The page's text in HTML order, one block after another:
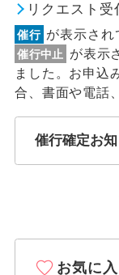
リクエスト受
催行 が表示され
催行中止
が表示
ました。お申込
合、書面や電話
催行確定お
お気に